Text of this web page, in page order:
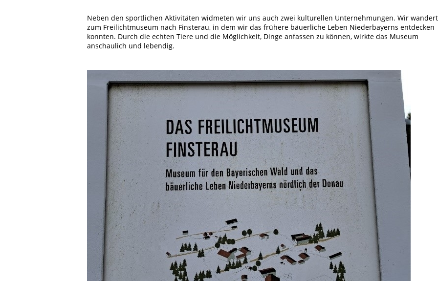
Neben den sportlichen Aktivitäten widmeten wir uns auch zwei kulturellen Unternehmungen. Wir
zum Freilichtmuseum nach Finsterau, in dem wir das frühere bäuerliche Leben Niederbayerns entdecken
konnten. Durch die echten Tiere und die Möglichkeit, Dinge anfassen zu können, wirkte das Museum
anschaulich und lebendig.